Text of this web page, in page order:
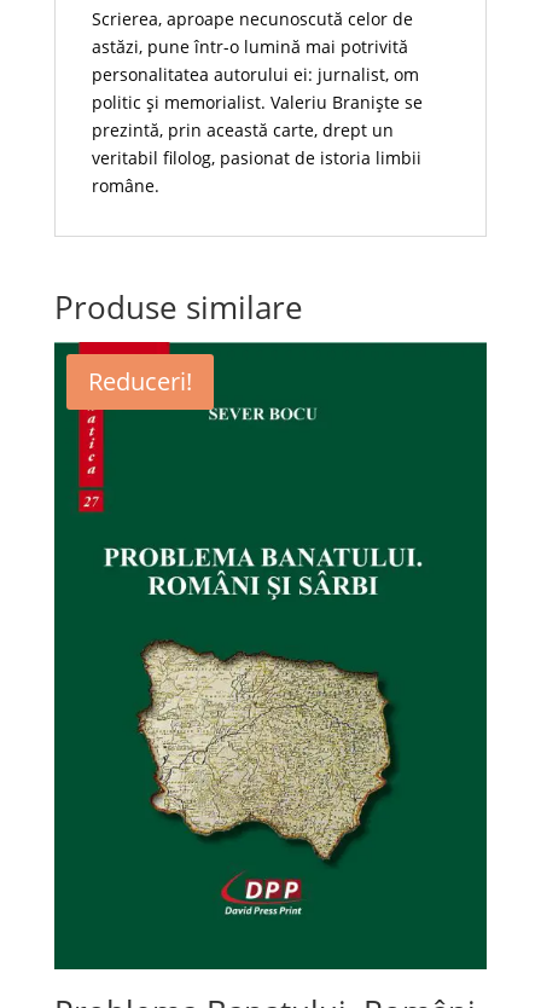
Scrierea, aproape necunoscută celor de
astăzi, pune într-o lumină mai potrivită
personalitatea autorului ei: jurnalist, om
politic și memorialist. Valeriu Braniște se
prezintă, prin această carte, drept un
veritabil filolog, pasionat de istoria limbii
române.
Produse similare
Reduceri!